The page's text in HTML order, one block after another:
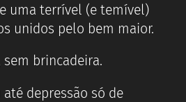
uma terrível (e temível)
unidos pelo bem maior.
sem brincadeira.
depressão só de